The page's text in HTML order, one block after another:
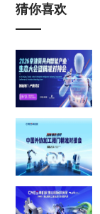
猜你喜欢